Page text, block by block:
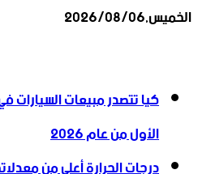
الخميس,2026/08/06
كيا تتصدر مبيعات
الأول من عام 2026